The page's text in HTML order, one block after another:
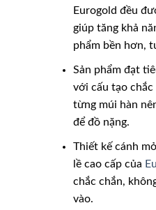
Eurogold đều
giúp tăng khả
phẩm bền hơn,
Sản phẩm đạt
với cấu tạo chắc
từng múi hàn
để đồ nặng.
Thiết kế cánh
lề cao cấp của
chắc chắn,
vào.